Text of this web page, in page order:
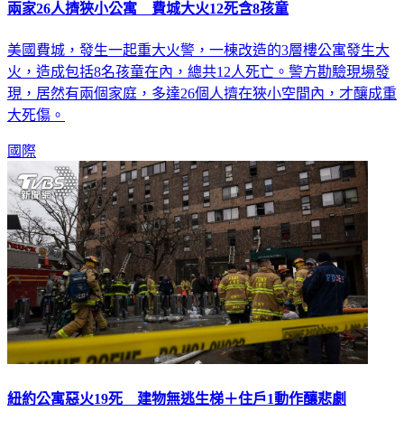
兩家26人擠狹小公寓 費城大火12死含8孩童
美國費城，發生一起重大火警，一棟改造的3層樓公寓發生大
火，造成包括8名孩童在內，總共12人死亡。警方勘驗現場發
現，居然有兩個家庭，多達26個人擠在狹小空間內，才釀成重
大死傷。
國際
紐約公寓惡火19死 建物無逃生梯＋住戶1動作釀悲劇